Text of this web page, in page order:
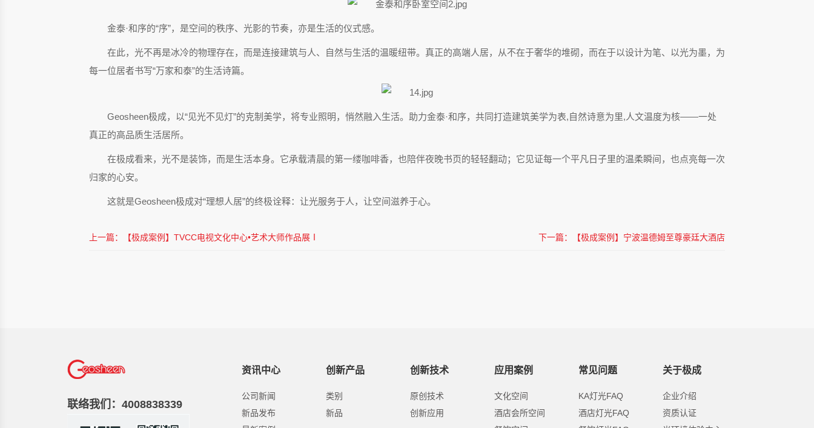
金泰·和序的“序”，是空间的秩序、光影的节奏，亦是生活的仪式感。
在此，光不再是冰冷的物理存在，而是连接建筑与人、自然与生活的温暖纽带。真正的高端人居，从不在于奢华的堆砌，而在于以设计为笔、以光为墨，为
每一位居者书写“万家和泰”的生活诗篇。
Geosheen极成，以“见光不见灯”的克制美学，将专业照明，悄然融入生活。助力金泰·和序，共同打造建筑美学为表,自然诗意为里,人文温度为核——一处
真正的高品质生活居所。
在极成看来，光不是装饰，而是生活本身。它承载清晨的第一缕咖啡香，也陪伴夜晚书页的轻轻翻动；它见证每一个平凡日子里的温柔瞬间，也点亮每一次
归家的心安。
这就是Geosheen极成对“理想人居”的终极诠释：让光服务于人，让空间滋养于心。
上一篇：【极成案例】TVCC电视文化中心•艺术大师作品展Ⅰ 下一篇：【极成案例】宁波温德姆至尊豪廷大酒店
联络我们：4008838339
资讯中心
公司新闻
新品发布
创新产品
类别
新品
创新技术
原创技术
创新应用
应用案例
文化空间
酒店会所空间
常见问题
KA灯光FAQ
酒店灯光FAQ
关于极成
企业介绍
资质认证